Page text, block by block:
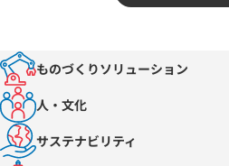
ものづくりソリューション
人・文化
サステナビリティ